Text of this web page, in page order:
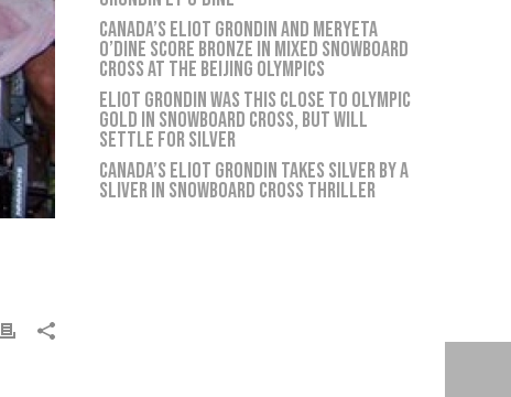
Canada’s Eliot Grondin and Meryeta
O’Dine score bronze in mixed snowboard
cross at the Beijing Olympics
Eliot Grondin was this close to Olympic
gold in snowboard cross, but will
settle for silver
Canada’s Eliot Grondin takes silver by a
sliver in snowboard cross thriller